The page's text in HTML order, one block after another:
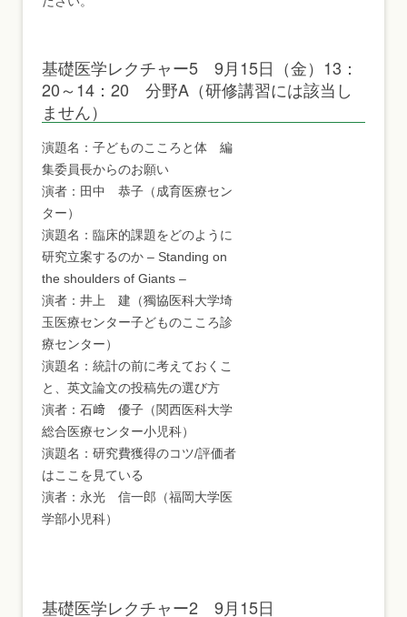
基礎医学レクチャー5 9月15日（金）13：
20～14：20 分野A（研修講習には該当し
ません）
演題名：子どものこころと体 編
集委員長からのお願い
演者：田中 恭子（成育医療セン
ター）
演題名：臨床的課題をどのように
研究立案するのか – Standing on
the shoulders of Giants –
演者：井上 建（獨協医科大学埼
玉医療センター子どものこころ診
療センター）
演題名：統計の前に考えておくこ
と、英文論文の投稿先の選び方
演者：石﨑 優子（関西医科大学
総合医療センター小児科）
演題名：研究費獲得のコツ/評価者
はここを見ている
演者：永光 信一郎（福岡大学医
学部小児科）
基礎医学レクチャー2 9月15日